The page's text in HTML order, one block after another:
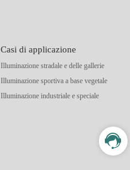
Casi di applicazione
Illuminazione stradale e delle gallerie
Illuminazione sportiva a base vegetale
Illuminazione industriale e speciale